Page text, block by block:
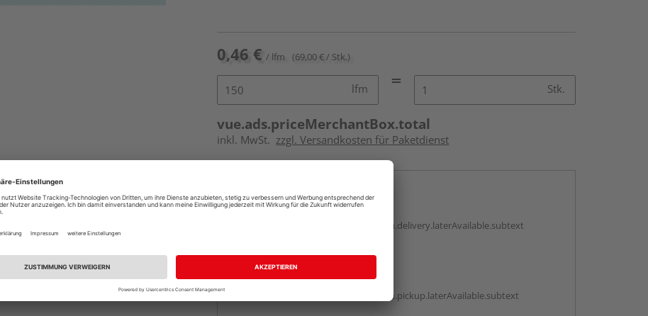
0,46 € / lfm (69,00 € / Stk.)
lfm Stk.
vue.ads.priceMerchantBox.total
inkl. MwSt. zzgl. Versandkosten für Paketdienst
Online bestellen
Auf Vorbestellung:
vue.ads.priceMerchantBox.option.delivery.laterAvailable.subtext
Beim Händler abholen
Auf Vorbestellung:
vue.ads.priceMerchantBox.option.pickup.laterAvailable.subtext